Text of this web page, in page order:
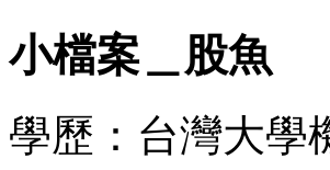
小檔案＿股魚
學歷：台灣大學